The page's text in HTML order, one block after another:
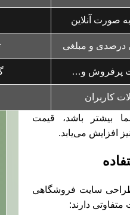
صورت آنلاین
درصدی و مبلغی
پرفروش و…
کاربران
بیشتر باشد، قیمت
افزایش می‌یابد.
سایت فروشگاهی
دارند: